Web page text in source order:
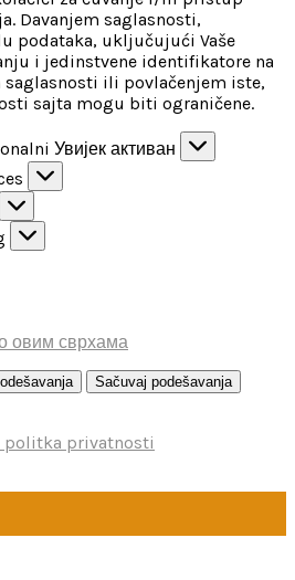
Davanjem saglasnosti,
podataka, uključujući Vaše
i jedinstvene identifikatore na
ili povlačenjem iste,
sajta mogu biti ograničene.
Увијек активан
овим сврхама
Sačuvaj podešavanja
politka privatnosti